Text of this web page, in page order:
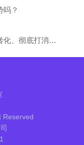
吗？
专业美容院管理系统燃店拓客、引流、转化、彻底打消新客户疑虑。
Reserved